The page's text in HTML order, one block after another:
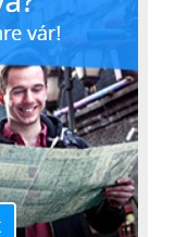
nézetfigyelő
a
kihívást jelentő
fokozatosan
Cargo
Crew Van
ezzel a